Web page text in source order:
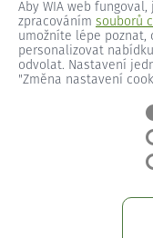
Aby WIA web
zpracováním souborů
umožníte lépe poznat,
personalizovat
odvolat. Nastavení
"Změna nastavení